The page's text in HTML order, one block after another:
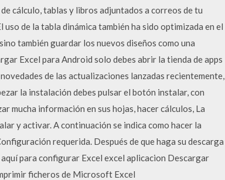
cálculo, tablas y libros adjuntados a correos de tu
de la tabla dinámica también ha sido optimizada en el
también guardar los nuevos diseños como una
Excel para Android solo debes abrir la tienda de apps
de las actualizaciones lanzadas recientemente,
la instalación debes pulsar el botón instalar, con
mucha información en sus hojas, hacer cálculos, La
y activar. A continuación se indica como hacer la
requerida. Después de que haga su descarga
para configurar Excel excel aplicacion Descargar
ficheros de Microsoft Excel